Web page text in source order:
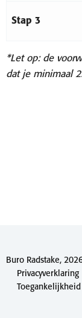
Stap 3
*Let op: de
dat je minimaal
Buro Radstake, 2026
Privacyverklaring
Toegankelijkheid